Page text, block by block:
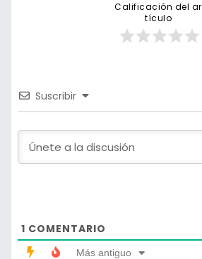
Calificación del ar
tículo
Suscribir
1 COMENTARIO
Más antiguo